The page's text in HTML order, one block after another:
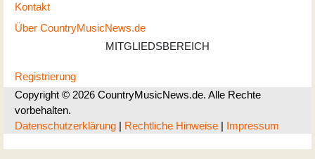
Kontakt
Über CountryMusicNews.de
MITGLIEDSBEREICH
Registrierung
Copyright © 2026 CountryMusicNews.de. Alle Rechte
vorbehalten.
Datenschutzerklärung | Rechtliche Hinweise | Impressum